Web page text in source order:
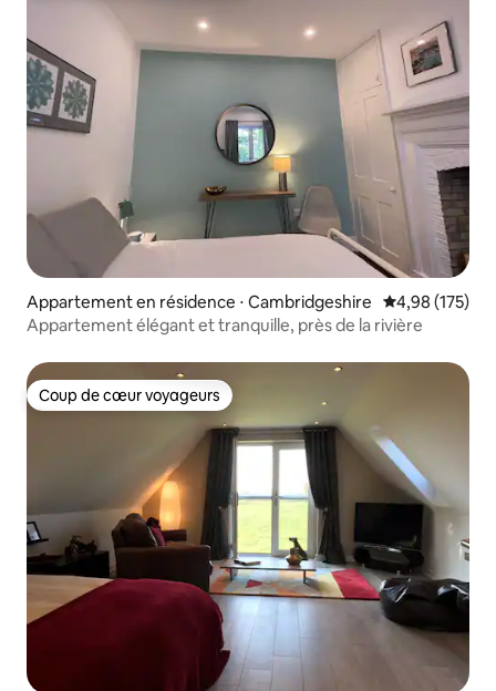
Appartement en résidence ⋅ Cambridgeshire Évaluation
4,98 (175)
Appartement élégant et tranquille, près de la rivière
Coup de cœur voyageurs
Coup de cœur voyageurs